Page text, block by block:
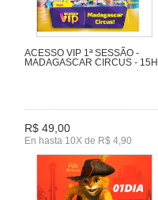
ACESSO VIP 1ª SESSÃO -
MADAGASCAR CIRCUS - 15H
R$ 49,00
En hasta 10X de R$ 4,90